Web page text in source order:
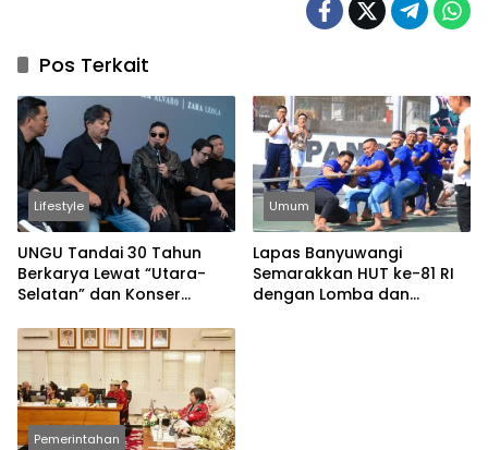
Pos Terkait
Lifestyle
UNGU Tandai 30 Tahun
Berkarya Lewat “Utara-
Selatan” dan Konser
Umum
Lapas Banyuwangi
Semarakkan HUT ke-81 RI
dengan Lomba dan
Pemerintahan